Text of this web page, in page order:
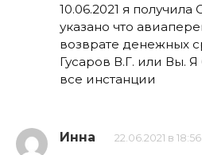
10.06.2021 я получила
указано что
возврате денежных
Гусаров В.Г. или Вы.
все инстанции
Инна 22.06.2021 в 18:56